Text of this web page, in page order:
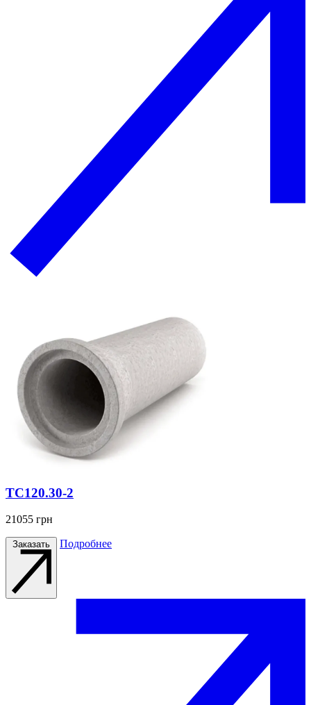
ТС120.30-2
21055 грн
Заказать Подробнее